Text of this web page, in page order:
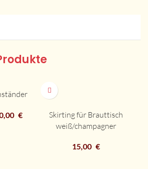
€
Skirting für Brauttisch
weiß/champagner
15,00 €